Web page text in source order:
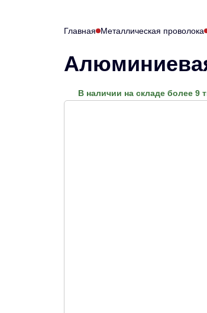
Главная Металлическая проволока
В наличии на складе более 9